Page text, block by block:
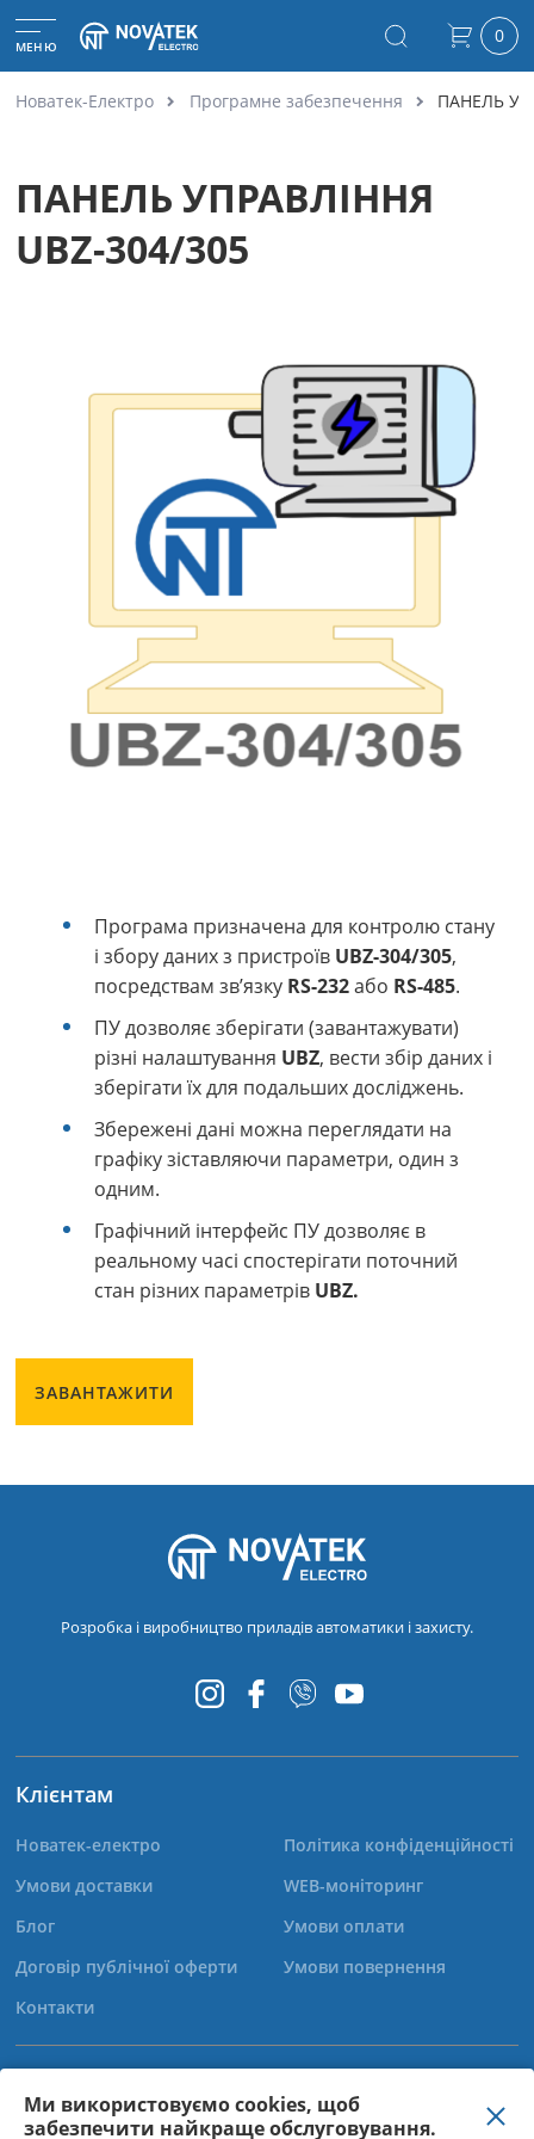
Ми використовуємо cookies, щоб
забезпечити найкраще обслуговування.
МЕНЮ 0
Новатек-Електро Програмне забезпечення ПАНЕЛЬ
ПАНЕЛЬ УПРАВЛІННЯ
UBZ-304/305
Програма призначена для контролю стану
і збору даних з пристроїв UBZ-304/305,
посредствам зв’язку RS-232або RS-485.
ПУ дозволяє зберігати (завантажувати)
різні налаштування UBZ, вести збір даних і
зберігати їх для подальших досліджень.
Збережені дані можна переглядати на
графіку зіставляючи параметри, один з
одним.
Графічний інтерфейс ПУ дозволяє в
реальному часі спостерігати поточний
стан різних параметрів UBZ.
ЗАВАНТАЖИТИ
Розробка і виробництво приладів автоматики і захисту.
Клієнтам
Новатек-електро
Умови доставки
Блог
Договір публічної оферти
Контакти
Політика конфіденційності
WEB-моніторинг
Умови оплати
Умови повернення
+38 (067) 565-37-68
+38 (050) 359-39-11